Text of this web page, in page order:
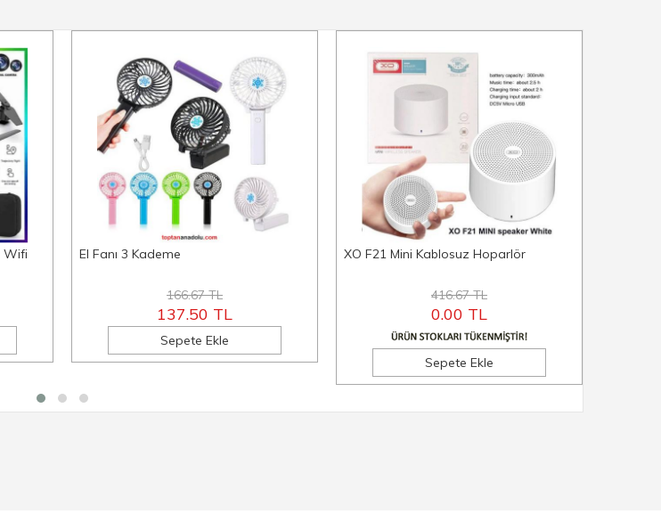
Wifi El Fanı 3 Kademe
166.67 TL
137.50 TL
Sepete Ekle
XO F21 Mini Kablosuz Hoparlör
416.67 TL
0.00 TL
Sepete Ekle